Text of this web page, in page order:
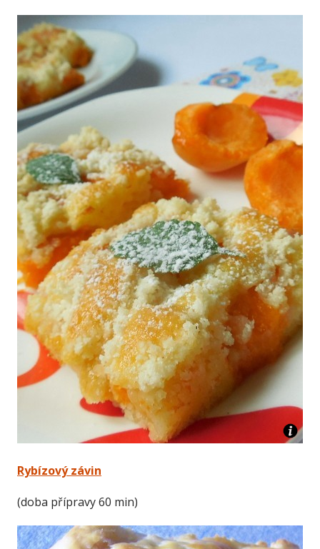
Rybízový závin
(doba přípravy 60 min)